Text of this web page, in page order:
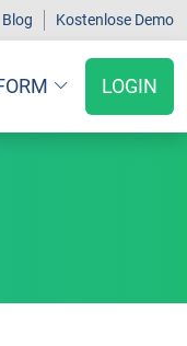
Blog Kostenlose Demo
LOGIN